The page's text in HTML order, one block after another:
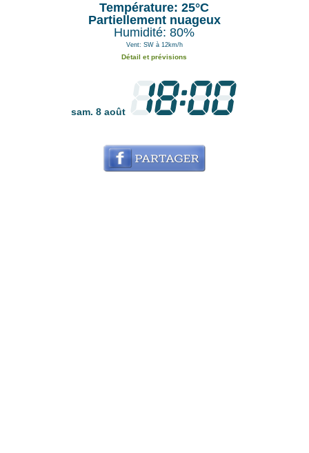
Température: 25°C
Partiellement nuageux
Humidité: 80%
Vent: SW à 12km/h
Détail et prévisions
sam. 8 août